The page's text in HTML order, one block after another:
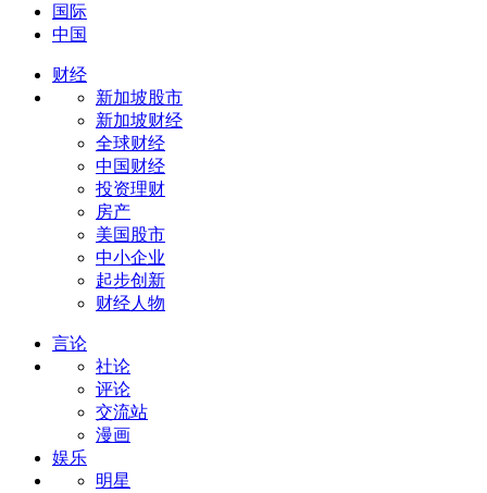
国际
中国
财经
新加坡股市
新加坡财经
全球财经
中国财经
投资理财
房产
美国股市
中小企业
起步创新
财经人物
言论
社论
评论
交流站
漫画
娱乐
明星